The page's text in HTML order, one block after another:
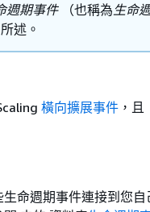
週期事件（也稱為 生命
述。
橫向擴展事件 ，且
命週期事件連接到您自